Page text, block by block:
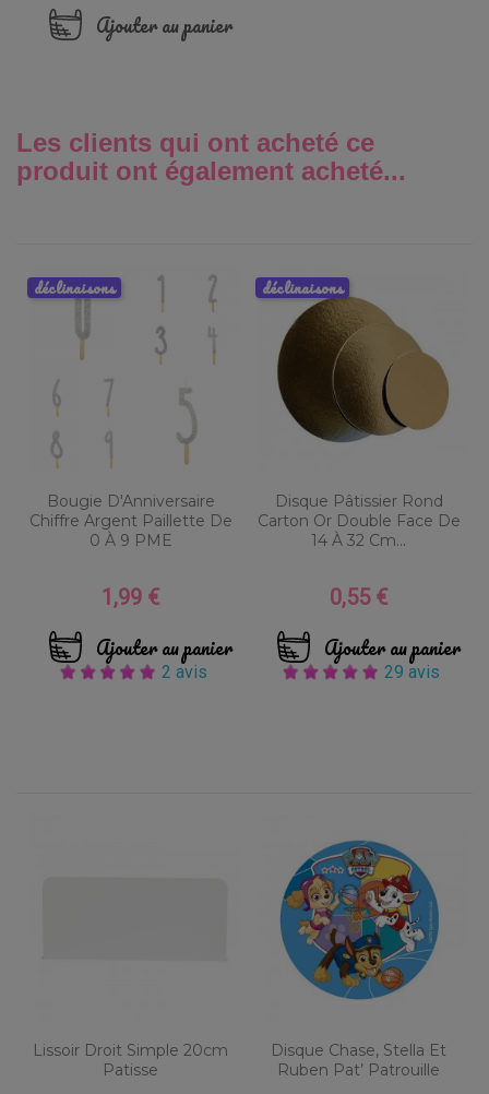
Ajouter au panier
Les clients qui ont acheté ce
produit ont également acheté...
Bougie D'Anniversaire
Chiffre Argent Paillette De
0 À 9 PME
Prix
1,99 €
Ajouter au panier
2 avis
déclinaisons
Disque Pâtissier Rond
Carton Or Double Face De
14 À 32 Cm...
Prix
0,55 €
Ajouter au panier
29 avis
déclinaisons
Lissoir Droit Simple 20cm
Patisse
Disque Chase, Stella Et
Ruben Pat’ Patrouille